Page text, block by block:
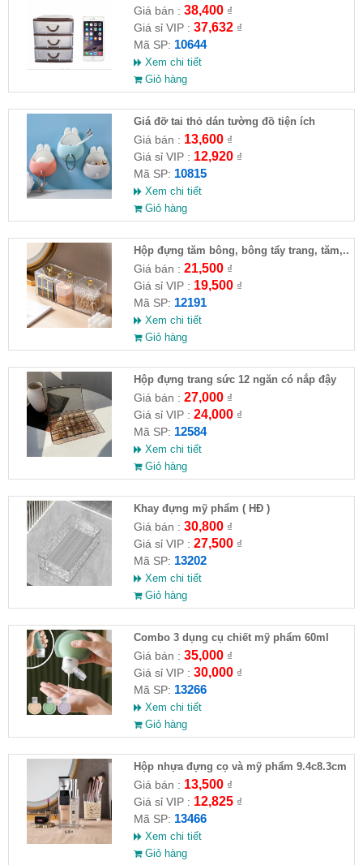
Giá bán : 38,400₫
Giá sỉ VIP : 37,632₫
Mã SP: 10644
Xem chi tiết
Giỏ hàng
Giá đỡ tai thỏ dán tường đồ tiện ích
Giá bán : 13,600₫
Giá sỉ VIP : 12,920₫
Mã SP: 10815
Xem chi tiết
Giỏ hàng
Hộp đựng tăm bông, bông tẩy trang, tăm,..
Giá bán : 21,500₫
Giá sỉ VIP : 19,500₫
Mã SP: 12191
Xem chi tiết
Giỏ hàng
Hộp đựng trang sức 12 ngăn có nắp đậy
Giá bán : 27,000₫
Giá sỉ VIP : 24,000₫
Mã SP: 12584
Xem chi tiết
Giỏ hàng
Khay đựng mỹ phẩm ( HĐ )
Giá bán : 30,800₫
Giá sỉ VIP : 27,500₫
Mã SP: 13202
Xem chi tiết
Giỏ hàng
Combo 3 dụng cụ chiết mỹ phẩm 60ml
Giá bán : 35,000₫
Giá sỉ VIP : 30,000₫
Mã SP: 13266
Xem chi tiết
Giỏ hàng
Hộp nhựa đựng cọ và mỹ phẩm 9.4c8.3cm
Giá bán : 13,500₫
Giá sỉ VIP : 12,825₫
Mã SP: 13466
Xem chi tiết
Giỏ hàng